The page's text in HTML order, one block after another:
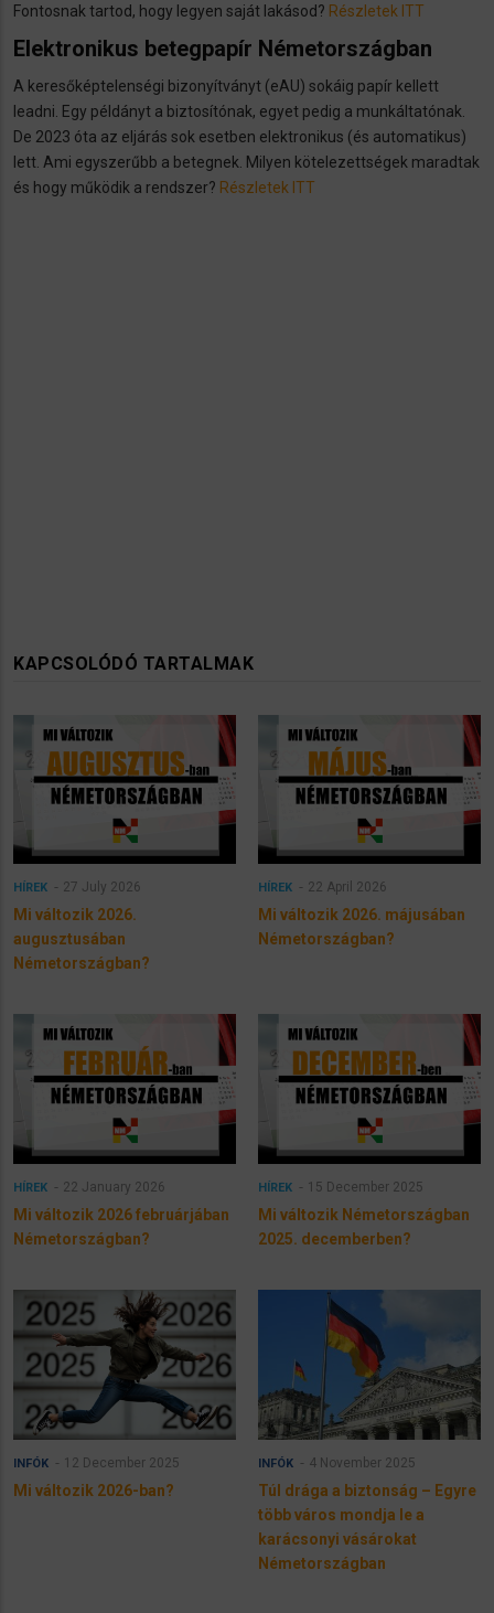
Fontosnak tartod, hogy legyen saját lakásod? Részletek ITT
Elektronikus betegpapír Németországban
A keresőképtelenségi bizonyítványt (eAU) sokáig papír kellett
leadni. Egy példányt a biztosítónak, egyet pedig a munkáltatónak.
De 2023 óta az eljárás sok esetben elektronikus (és automatikus)
lett. Ami egyszerűbb a betegnek. Milyen kötelezettségek maradtak
és hogy működik a rendszer? Részletek ITT
KAPCSOLÓDÓ TARTALMAK
HÍREK 27 July 2026
Mi változik 2026.
augusztusában
Németországban?
HÍREK 22 April 2026
Mi változik 2026. májusában
Németországban?
HÍREK 22 January 2026
Mi változik 2026 februárjában
Németországban?
HÍREK 15 December 2025
Mi változik Németországban
2025. decemberben?
INFÓK 12 December 2025
Mi változik 2026-ban?
INFÓK 4 November 2025
Túl drága a biztonság – Egyre
több város mondja le a
karácsonyi vásárokat
Németországban